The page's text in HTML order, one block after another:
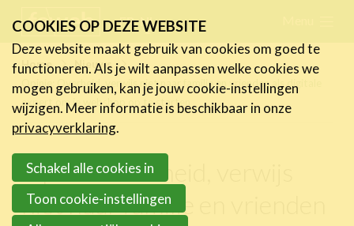
links
Jump
to
navigation
to
main
content
FR NL
Home
Nieuws
Opinie: Overheid, verwijs niet naar familie en vrienden als digitale
expert om je webshop op te starten
Opinie: Overheid, verwijs
niet naar familie en vrienden
Nieuws
Nieuwsberichten
FeWeb Videos
Jobs in de sector
Activiteiten
COOKIES OP DEZE WEBSITE
Deze website maakt gebruik van cookies om goed te
functioneren. Als je wilt aanpassen welke cookies we
mogen gebruiken, kan je jouw cookie-instellingen
wijzigen. Meer informatie is beschikbaar in onze
privacyverklaring.
Schakel alle cookies in
Toon cookie-instellingen